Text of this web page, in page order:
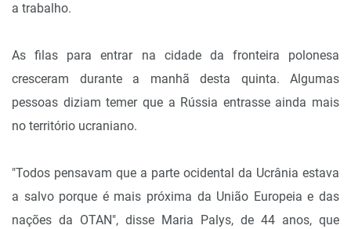
a trabalho.
As filas para entrar na cidade da fronteira polonesa
cresceram durante a manhã desta quinta. Algumas
pessoas diziam temer que a Rússia entrasse ainda mais
no território ucraniano.
"Todos pensavam que a parte ocidental da Ucrânia estava
a salvo porque é mais próxima da União Europeia e das
nações da OTAN", disse Maria Palys, de 44 anos, que